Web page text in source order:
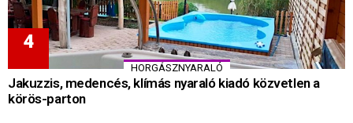
HORGÁSZNYARALÓ
Jakuzzis, medencés, klímás nyaraló kiadó közvetlen a
körös-parton